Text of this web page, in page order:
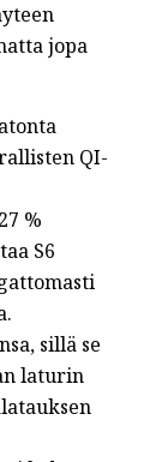
jopa
QI-
%
S6
sillä se
laturin